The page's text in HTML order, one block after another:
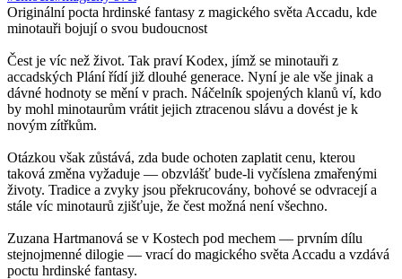
Originální pocta hrdinské fantasy z magického světa Accadu, kde
minotauři bojují o svou budoucnost
Čest je víc než život. Tak praví Kodex, jímž se minotauři z
accadských Plání řídí již dlouhé generace. Nyní je ale vše jinak a
dávné hodnoty se mění v prach. Náčelník spojených klanů ví, kdo
by mohl minotaurům vrátit jejich ztracenou slávu a dovést je k
novým zítřkům.
Otázkou však zůstává, zda bude ochoten zaplatit cenu, kterou
taková změna vyžaduje — obzvlášť bude-li vyčíslena zmařenými
životy. Tradice a zvyky jsou překrucovány, bohové se odvracejí a
stále víc minotaurů zjišťuje, že čest možná není všechno.
Zuzana Hartmanová se v Kostech pod mechem — prvním dílu
stejnojmenné dilogie — vrací do magického světa Accadu a vzdává
poctu hrdinské fantasy.